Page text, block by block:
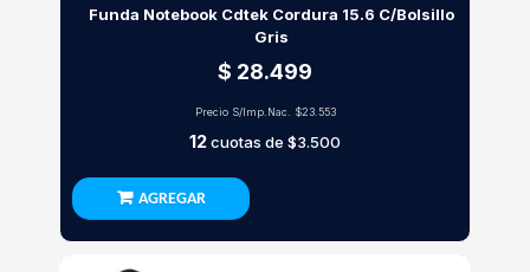
Funda Notebook Cdtek Cordura 15.6 C/Bolsillo
Gris
$ 28.499
Precio S/Imp.Nac. $23.553
12cuotas de $3.500
AGREGAR